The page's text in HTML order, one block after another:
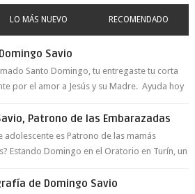
LO MÁS NUEVO RECOMENDADO
Savio
Santo Domingo, tu entregaste tu corta
por el amor a Jesús y su Madre. Ayuda hoy
Patrono de las Embarazadas
adolescente es Patrono de las mamás
Estando Domingo en el Oratorio en Turín, un
de Domingo Savio